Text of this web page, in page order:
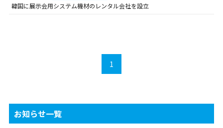
韓国に展示会用システム機材のレンタル会社を設立
1
お知らせ一覧